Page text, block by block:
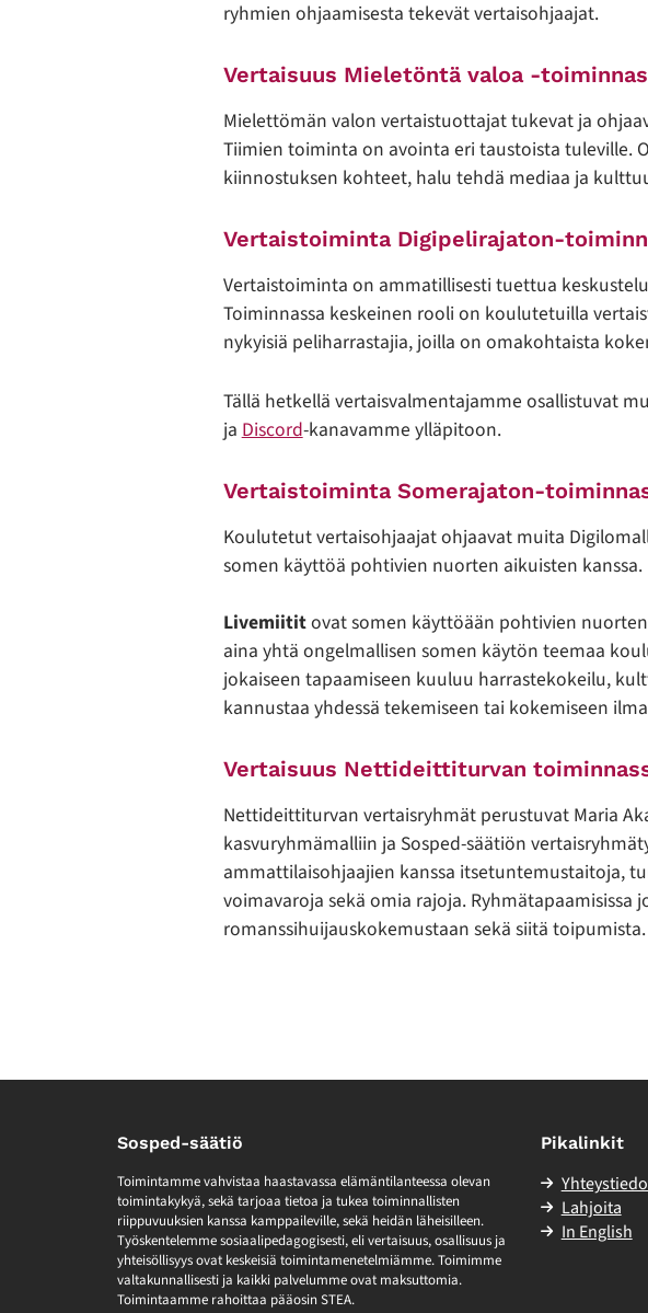
ryhmien ohjaamisesta tekevät vertaisohjaajat.
Vertaisuus Mieletöntä valoa -
Mielettömän valon vertaistuottajat tukevat ja
Tiimien toiminta on avointa eri taustoista tuleville.
kiinnostuksen kohteet, halu tehdä mediaa ja
Vertaistoiminta Digipelirajaton-
Vertaistoiminta on ammatillisesti tuettua
Toiminnassa keskeinen rooli on koulutetuilla
nykyisiä peliharrastajia, joilla on omakohtaista
Tällä hetkellä vertaisvalmentajamme osallistuvat
jaDiscord-kanavamme ylläpitoon.
Vertaistoiminta Somerajaton-
Koulutetut vertaisohjaajat ohjaavat muita
somen käyttöä pohtivien nuorten aikuisten kanssa.
Livemiititovat somen käyttöään pohtivien
aina yhtä ongelmallisen somen käytön teemaa
jokaiseen tapaamiseen kuuluu harrastekokeilu,
kannustaa yhdessä tekemiseen tai kokemiseen
Vertaisuus Nettideittiturvan
Nettideittiturvan vertaisryhmät perustuvat Maria
kasvuryhmämalliin ja Sosped-säätiön
ammattilaisohjaajien kanssa itsetuntemustaitoja,
voimavaroja sekä omia rajoja.
romanssihuijauskokemustaan sekä siitä toipumista.
Sosped-säätiö
Toimintamme vahvistaa haastavassa elämäntilanteessa olevan
toimintakykyä, sekä tarjoaa tietoa ja tukea toiminnallisten
riippuvuuksien kanssa kamppaileville, sekä heidän läheisilleen.
Työskentelemme sosiaalipedagogisesti, eli vertaisuus, osallisuus ja
yhteisöllisyys ovat keskeisiä toimintamenetelmiämme. Toimimme
valtakunnallisesti ja kaikki palvelumme ovat maksuttomia.
Toimintaamme rahoittaa pääosin STEA.
Pikalinkit
Lahjoita
In English